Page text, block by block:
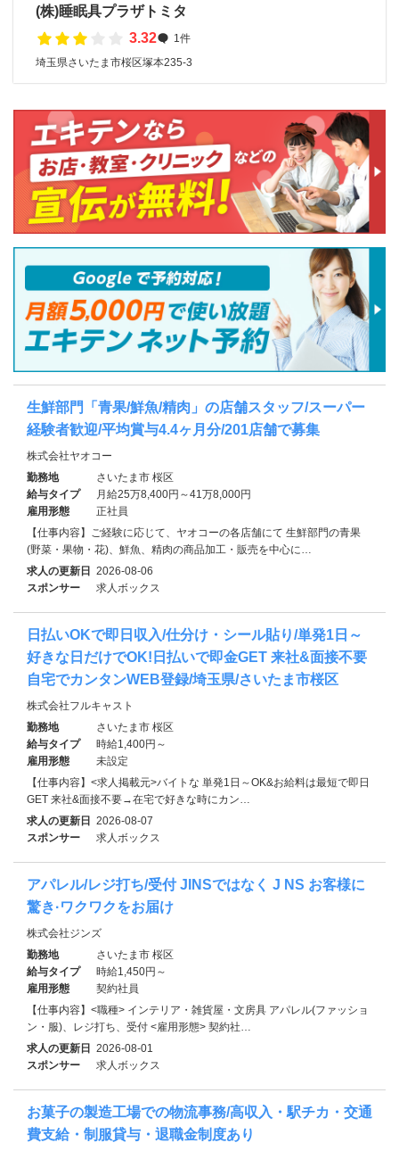
(株)睡眠具プラザトミタ
3.32
1件
埼玉県さいたま市桜区塚本235-3
生鮮部門「青果/鮮魚/精肉」の店舗スタッフ/スーパー
経験者歓迎/平均賞与4.4ヶ月分/201店舗で募集
株式会社ヤオコー
勤務地
さいたま市 桜区
給与タイプ
月給25万8,400円～41万8,000円
雇用形態
正社員
【仕事内容】ご経験に応じて、ヤオコーの各店舗にて 生鮮部門の青果
(野菜・果物・花)、鮮魚、精肉の商品加工・販売を中心に…
求人の更新日 2026-08-06
スポンサー
求人ボックス
日払いOKで即日収入/仕分け・シール貼り/単発1日～
好きな日だけでOK!日払いで即金GET 来社&面接不要
自宅でカンタンWEB登録/埼玉県/さいたま市桜区
株式会社フルキャスト
勤務地
さいたま市 桜区
給与タイプ
時給1,400円～
雇用形態
未設定
【仕事内容】<求人掲載元>バイトな 単発1日～OK&お給料は最短で即日
GET 来社&面接不要→在宅で好きな時にカン…
求人の更新日 2026-08-07
スポンサー
求人ボックス
アパレル/レジ打ち/受付 JINSではなく J NS お客様に
驚き·ワクワクをお届け
株式会社ジンズ
勤務地
さいたま市 桜区
給与タイプ
時給1,450円～
雇用形態
契約社員
【仕事内容】<職種> インテリア・雑貨屋・文房具 アパレル(ファッショ
ン・服)、レジ打ち、受付 <雇用形態> 契約社…
求人の更新日 2026-08-01
スポンサー
求人ボックス
お菓子の製造工場での物流事務/高収入・駅チカ・交通
費支給・制服貸与・退職金制度あり